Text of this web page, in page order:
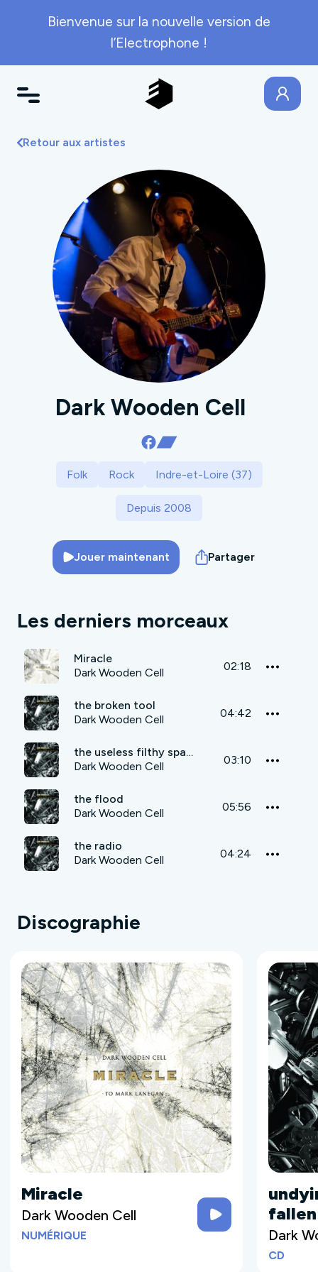
Bienvenue sur la nouvelle version de
l’Electrophone !
Retour aux artistes
Dark Wooden Cell
Folk Rock Indre-et-Loire (37)
Depuis 2008
Jouer maintenant Partager
Les derniers morceaux
Miracle
Dark Wooden Cell
02:18
the broken tool
Dark Wooden Cell
04:42
the useless filthy spade
Dark Wooden Cell
03:10
the flood
Dark Wooden Cell
05:56
the radio
Dark Wooden Cell
04:24
Discographie
Miracle
Dark Wooden Cell
NUMÉRIQUE Dark
CD